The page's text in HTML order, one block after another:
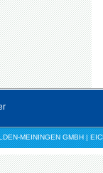
MEININGEN GMBH |